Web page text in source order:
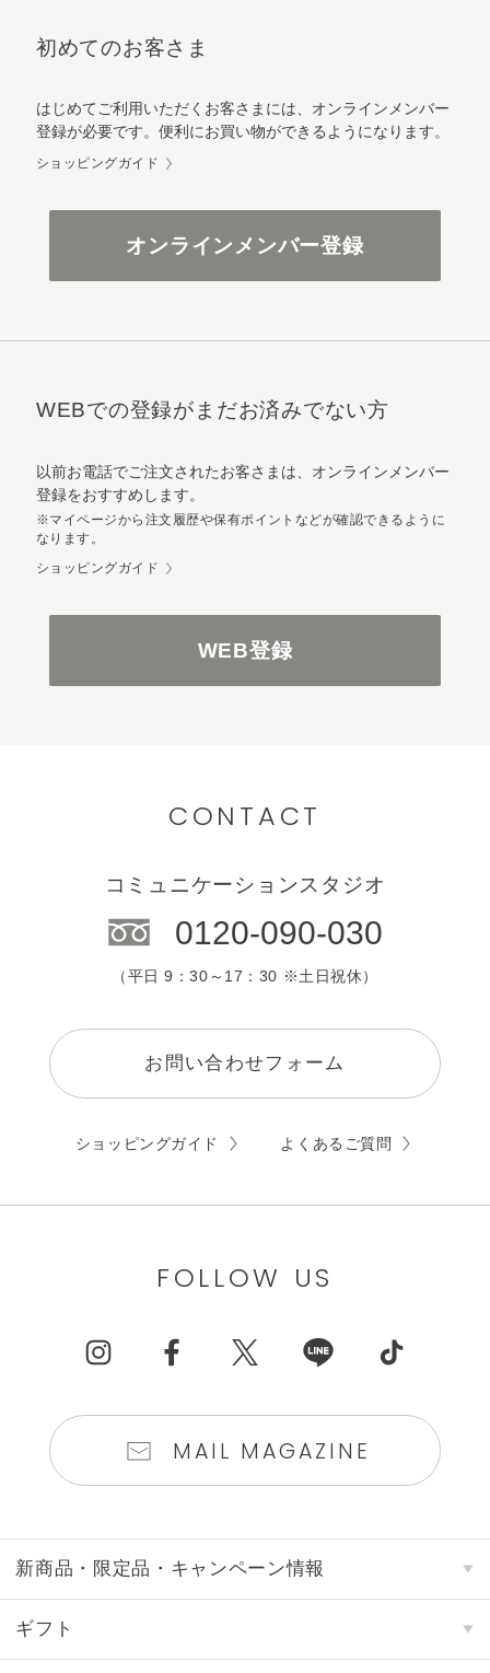
初めてのお客さま
はじめてご利用いただくお客さまには、オンラインメンバー
登録が必要です。便利にお買い物ができるようになります。
ショッピングガイド
オンラインメンバー登録
WEBでの登録がまだお済みでない方
以前お電話でご注文されたお客さまは、オンラインメンバー
登録をおすすめします。
※マイページから注文履歴や保有ポイントなどが確認できるように
なります。
ショッピングガイド
WEB登録
CONTACT
コミュニケーションスタジオ
0120-090-030
（平日 9：30～17：30 ※土日祝休）
お問い合わせフォーム
ショッピングガイド よくあるご質問
FOLLOW US
MAIL MAGAZINE
新商品・限定品・キャンペーン情報
ギフト